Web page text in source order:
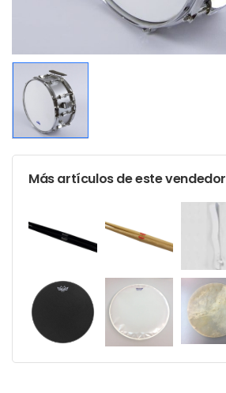
Más artículos de este vendedor